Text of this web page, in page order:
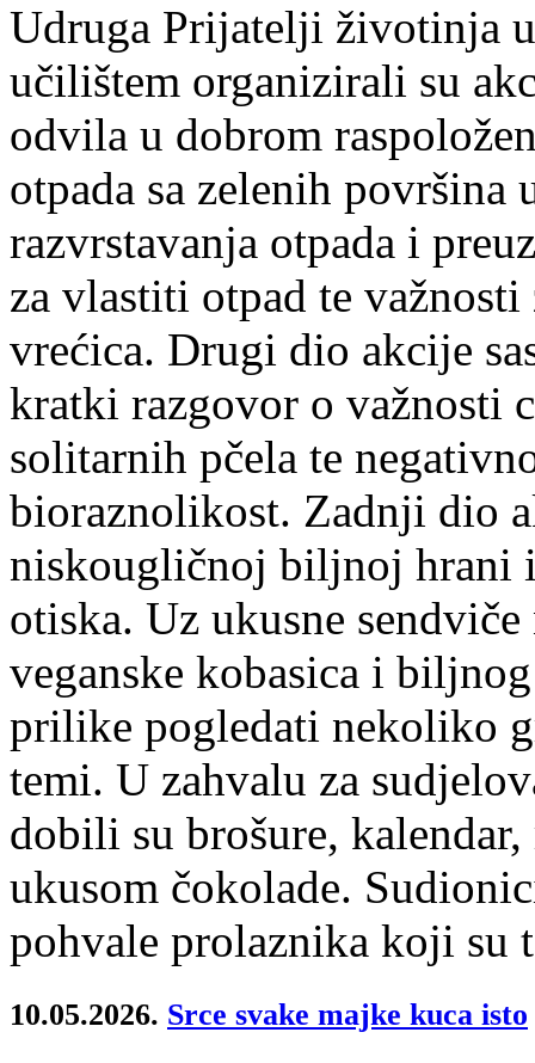
Udruga Prijatelji životinja
učilištem organizirali su
odvila u dobrom
otpada sa zelenih površina
razvrstavanja otpada i
za vlastiti otpad te
vrećica. Drugi dio akcije
kratki razgovor o važnosti
solitarnih pčela te
bioraznolikost. Zadnji dio
niskougličnoj biljnoj hrani
otiska. Uz ukusne
veganske kobasica i
prilike pogledati nekoliko
temi. U zahvalu za
dobili su brošure,
ukusom čokolade.
pohvale prolaznika koji su
10.05.2026. Srce svake majke kuca isto